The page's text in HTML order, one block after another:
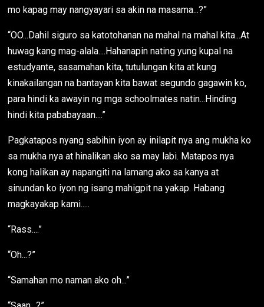
mo kapag may nangyayari sa akin na masama...?”
“OO...Dahil siguro sa katotohanan na mahal na mahal kita...At
huwag kang mag-alala....Hahanapin nating yung kupal na
estudyante, sasamahan kita, tutulungan kita at kung
kinakailangan na bantayan kita bawat segundo gagawin ko,
para hindi ka awayin ng mga schoolmates natin...Hinding
hindi kita pababayaan....”
Pagkatapos nyang sabihin iyon ay inilapit nya ang mukha ko
sa mukha nya at hinalikan ako sa may labi. Matapos nya
kong halikan ay napangiti na lamang ako sa kanya at
sinundan ko iyon ng isang mahigpit na yakap. Habang
magkayakap kami.....
“Rass....”
“Oh...?”
“Samahan mo naman ako oh...”